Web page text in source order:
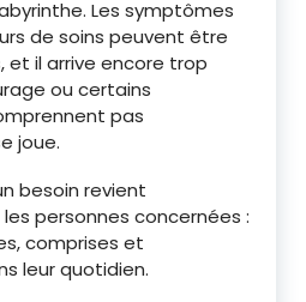
Les symptômes
de soins peuvent être
et il arrive encore trop
ou certains
pas
joue.
besoin revient
personnes concernées :
comprises et
leur quotidien.